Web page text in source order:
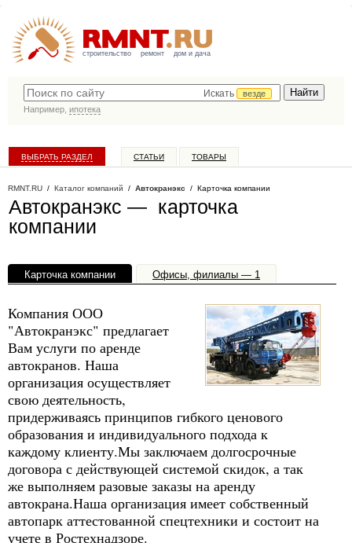
строительство ремонт дом и дача
Искать
везде
Например, ипотека
ВЫБРАТЬ РАЗДЕЛ СТАТЬИ ТОВАРЫ
RMNT.RU / Каталог компаний / Автокранэкс / Карточка компании
Автокранэкс — карточка
компании
Карточка компании Офисы, филиалы — 1
Компания ООО
"Автокранэкс" предлагает
Вам услуги по аренде
автокранов. Наша
организация осуществляет
свою деятельность,
придерживаясь принципов гибкого ценового
образования и индивидуального подхода к
каждому клиенту.Мы заключаем долгосрочные
договора с действующей системой скидок, а так
же выполняем разовые заказы на аренду
автокрана.Наша организация имеет собственный
автопарк аттестованной спецтехники и состоит на
учете в Ростехнадзоре.